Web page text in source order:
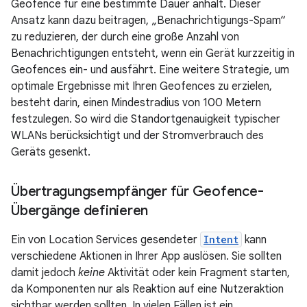
Geofence für eine bestimmte Dauer anhält. Dieser
Ansatz kann dazu beitragen, „Benachrichtigungs-Spam“
zu reduzieren, der durch eine große Anzahl von
Benachrichtigungen entsteht, wenn ein Gerät kurzzeitig in
Geofences ein- und ausfährt. Eine weitere Strategie, um
optimale Ergebnisse mit Ihren Geofences zu erzielen,
besteht darin, einen Mindestradius von 100 Metern
festzulegen. So wird die Standortgenauigkeit typischer
WLANs berücksichtigt und der Stromverbrauch des
Geräts gesenkt.
Übertragungsempfänger für Geofence-
Übergänge definieren
Ein von Location Services gesendeter Intent kann
verschiedene Aktionen in Ihrer App auslösen. Sie sollten
damit jedoch keine Aktivität oder kein Fragment starten,
da Komponenten nur als Reaktion auf eine Nutzeraktion